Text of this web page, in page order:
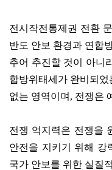
전시작전통제권 전환
반도 안보 환경과 연합
추어 추진할 것이 아니
합방위태세가 완비되
없는 영역이며 , 전쟁은
전쟁 억지력은 전쟁을
안전을 지키기 위해 강
국가 안보를 위한 실질